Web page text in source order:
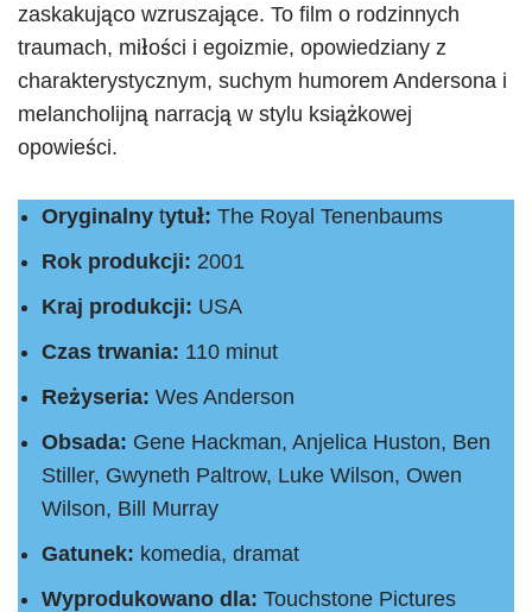
zaskakująco wzruszające. To film o rodzinnych
traumach, miłości i egoizmie, opowiedziany z
charakterystycznym, suchym humorem Andersona i
melancholijną narracją w stylu książkowej
opowieści.
Oryginalny tytuł: The Royal Tenenbaums
Rok produkcji: 2001
Kraj produkcji: USA
Czas trwania: 110 minut
Reżyseria: Wes Anderson
Obsada: Gene Hackman, Anjelica Huston, Ben
Stiller, Gwyneth Paltrow, Luke Wilson, Owen
Wilson, Bill Murray
Gatunek: komedia, dramat
Wyprodukowano dla: Touchstone Pictures